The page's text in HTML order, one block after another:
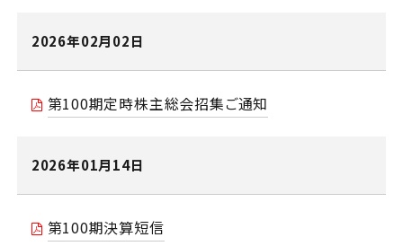
2026年02月02日
第100期定時株主総会招集ご通知
2026年01月14日
第100期決算短信